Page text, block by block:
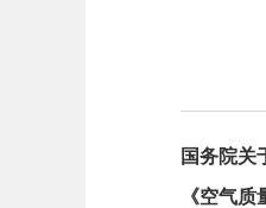
国务院关
《空气